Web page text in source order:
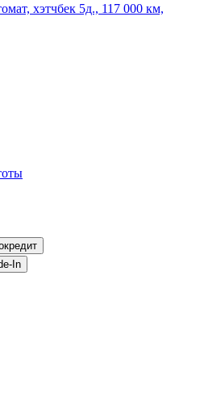
хэтчбек 5д., 117 000 км,
In